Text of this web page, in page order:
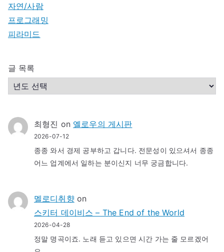
자연/사람
프로그래밍
피라미드
글 목록
최형진 on 옐로우의 게시판
2026-07-12
종종 와서 경제 공부하고 갑니다. 전문성이 있으셔서 종종
어느 업계에서 일하는 분이신지 너무 궁금합니다.
멜로디취향on
스키터 데이비스 – The End of the World
2026-04-28
정말 명곡이죠. 노래 듣고 있으면 시간 가는 줄 모르겠어